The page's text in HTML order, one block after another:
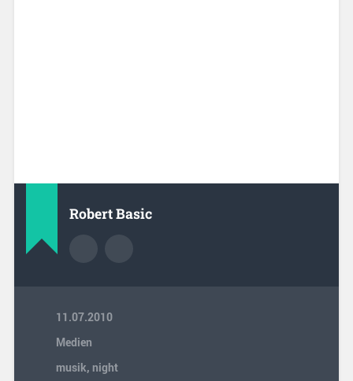
Robert Basic
11.07.2010
Medien
musik, night